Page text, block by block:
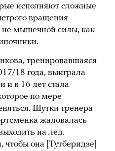
исполняют сложные
вращения
не мышечной силы, как
тренировавшаяся
18 года, выиграла
и в 16 лет стала
по мере
Шутки тренера
жаловалась
на лед.
чтобы она [Тутберидзе]